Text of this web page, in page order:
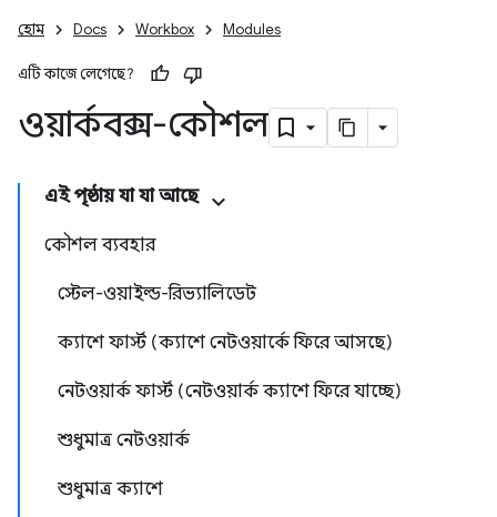
হোম Docs Workbox Modules
এটি কাজে লেগেছে?
ওয়ার্কবক্স-কৌশল
এই পৃষ্ঠায় যা যা আছে
কৌশল ব্যবহার
স্টেল-ওয়াইল্ড-রিভ্যালিডেট
ক্যাশে ফার্স্ট (ক্যাশে নেটওয়ার্কে ফিরে আসছে)
নেটওয়ার্ক ফার্স্ট (নেটওয়ার্ক ক্যাশে ফিরে যাচ্ছে)
শুধুমাত্র নেটওয়ার্ক
শুধুমাত্র ক্যাশে